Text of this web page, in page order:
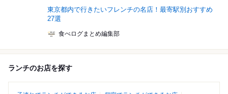
東京都内で行きたいフレンチの名店！最寄駅別おすすめ
27選
食べログまとめ編集部
ランチのお店を探す